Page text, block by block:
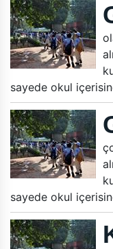
sayede okul
sayede okul